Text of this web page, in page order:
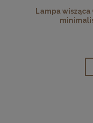
Lampa wisząca